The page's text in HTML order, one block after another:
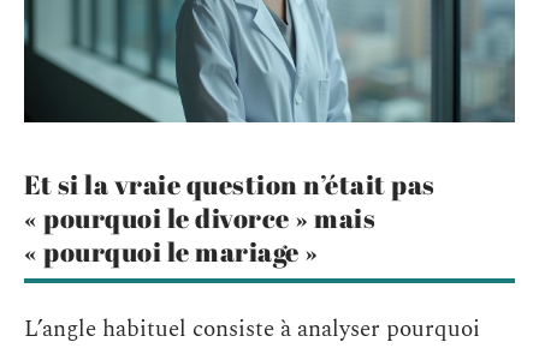
Et si la vraie question n’était pas
« pourquoi le divorce » mais
« pourquoi le mariage »
L’angle habituel consiste à analyser pourquoi